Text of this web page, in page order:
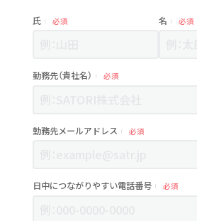
氏 必須 名 必須
勤務先（貴社名） 必須
勤務先メールアドレス 必須
日中につながりやすい電話番号 必須